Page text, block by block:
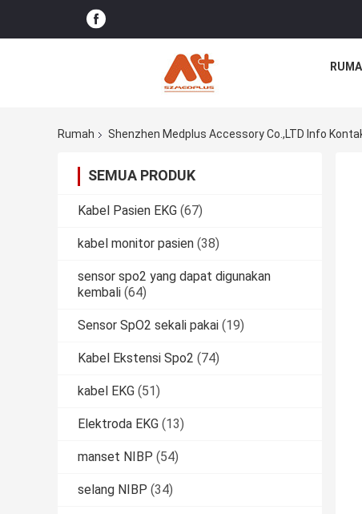
Rumah Shenzhen Medplus Accessory Co.,LTD Info
SEMUA PRODUK
Kabel Pasien EKG (67)
kabel monitor pasien (38)
sensor spo2 yang dapat digunakan
kembali (64)
Sensor SpO2 sekali pakai (19)
Kabel Ekstensi Spo2 (74)
kabel EKG (51)
Elektroda EKG (13)
manset NIBP (54)
selang NIBP (34)